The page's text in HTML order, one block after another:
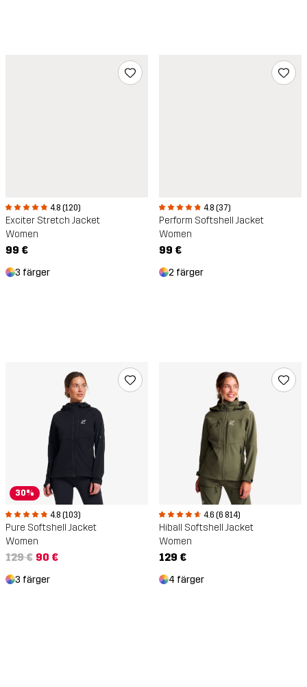
4.8 (120)
Exciter Stretch Jacket
Women
99 €
3 färger
4.8 (37)
Perform Softshell Jacket
Women
99 €
2 färger
30%
4.8 (103)
Pure Softshell Jacket
Women
129 € 90 €
3 färger
4.6 (6 814)
Hiball Softshell Jacket
Women
129 €
4 färger